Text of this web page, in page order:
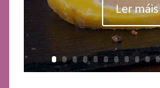
Ler máis